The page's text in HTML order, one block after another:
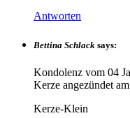
Antworten
Bettina Schlack says:
Kondolenz vom 04
Kerze angezündet am
Kerze-Klein